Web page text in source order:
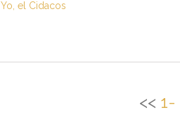
Yo, el Cidacos
<< 1-